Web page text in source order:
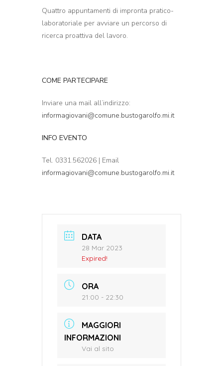
Quattro appuntamenti di impronta pratico-
laboratoriale per avviare un percorso di
ricerca proattiva del lavoro.
COME PARTECIPARE
Inviare una mail all’indirizzo:
informagiovani@comune.bustogarolfo.mi.it
INFO EVENTO
Tel. 0331.562026 | Email
informagiovani@comune.bustogarolfo.mi.it
DATA
28 Mar 2023
Expired!
ORA
21:00 - 22:30
MAGGIORI
INFORMAZIONI
Vai al sito